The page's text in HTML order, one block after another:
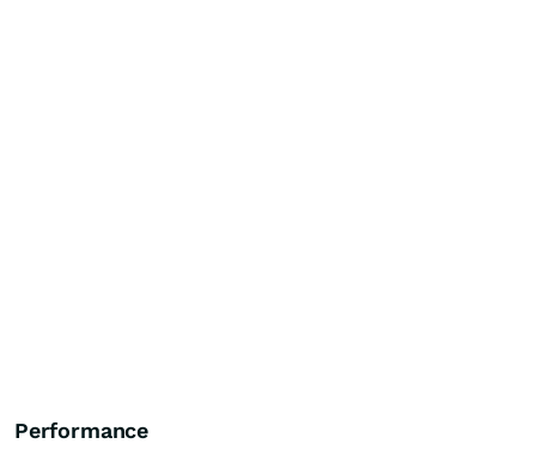
Performance